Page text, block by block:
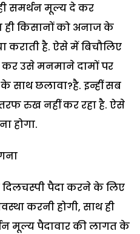
समर्थन मूल्य दे कर
ही किसानों को अनाज के
कराती है. ऐसे में बिचौलिए
उसे मनमाने दामों पर
साथ छलावा?है. इन्हीं सब
रुख नहीं कर रहा है. ऐसे
होगा.
दिलचस्पी पैदा करने के लिए
करनी होगी, साथ ही
मूल्य पैदावार की लागत के